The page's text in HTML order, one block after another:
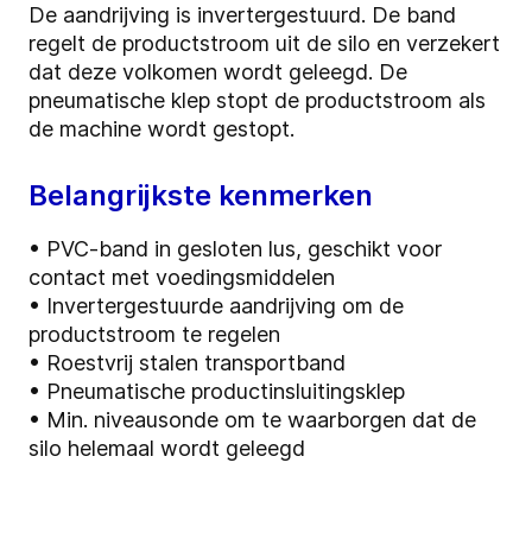
De aandrijving is invertergestuurd. De band
regelt de productstroom uit de silo en verzekert
dat deze volkomen wordt geleegd. De
pneumatische klep stopt de productstroom als
de machine wordt gestopt.
Belangrijkste kenmerken
• PVC-band in gesloten lus, geschikt voor
contact met voedingsmiddelen
• Invertergestuurde aandrijving om de
productstroom te regelen
• Roestvrij stalen transportband
• Pneumatische productinsluitingsklep
• Min. niveausonde om te waarborgen dat de
silo helemaal wordt geleegd